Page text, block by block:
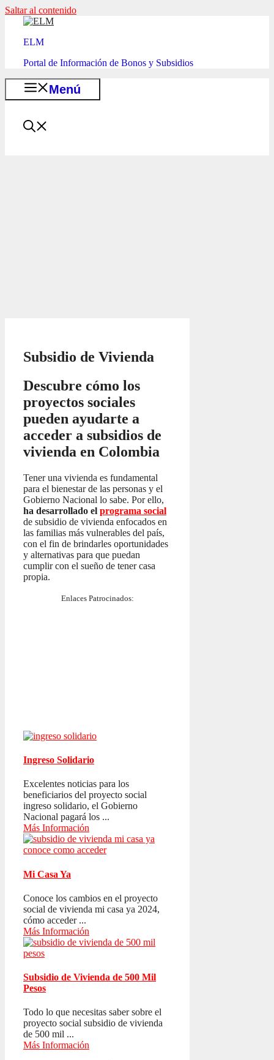
Saltar al contenido
ELM
Portal de Información de Bonos y Subsidios
Menú
Subsidio de Vivienda
Descubre cómo los
proyectos sociales
pueden ayudarte a
acceder a subsidios de
vivienda en Colombia
Tener una vivienda es fundamental
para el bienestar de las personas y el
Gobierno Nacional lo sabe. Por ello,
ha desarrollado el programa social
de subsidio de vivienda enfocados en
las familias más vulnerables del país,
con el fin de brindarles oportunidades
y alternativas para que puedan
cumplir con el sueño de tener casa
propia.
Enlaces Patrocinados:
Ingreso Solidario
Excelentes noticias para los
beneficiarios del proyecto social
ingreso solidario, el Gobierno
Nacional pagará los ...
Más Información
Mi Casa Ya
Conoce los cambios en el proyecto
social de vivienda mi casa ya 2024,
cómo acceder ...
Más Información
Subsidio de Vivienda de 500 Mil
Pesos
Todo lo que necesitas saber sobre el
proyecto social subsidio de vivienda
de 500 mil ...
Más Información